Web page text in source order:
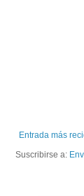
Entrada más
Suscribirse a: